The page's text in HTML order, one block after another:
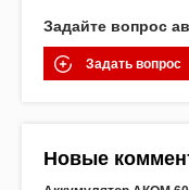
Задайте вопрос
Задать вопрос
Новые